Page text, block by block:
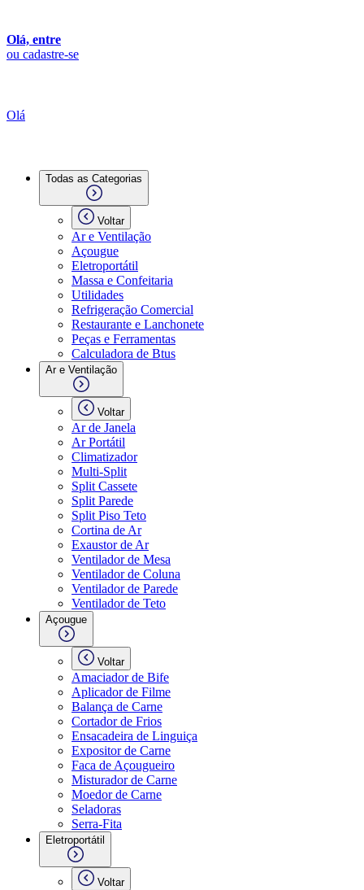
Olá, entre
ou cadastre-se
Olá
Todas as Categorias
Voltar
Ar e Ventilação
Açougue
Eletroportátil
Massa e Confeitaria
Utilidades
Refrigeração Comercial
Restaurante e Lanchonete
Peças e Ferramentas
Calculadora de Btus
Ar e Ventilação
Voltar
Ar de Janela
Ar Portátil
Climatizador
Multi-Split
Split Cassete
Split Parede
Split Piso Teto
Cortina de Ar
Exaustor de Ar
Ventilador de Mesa
Ventilador de Coluna
Ventilador de Parede
Ventilador de Teto
Açougue
Voltar
Amaciador de Bife
Aplicador de Filme
Balança de Carne
Cortador de Frios
Ensacadeira de Linguiça
Expositor de Carne
Faca de Açougueiro
Misturador de Carne
Moedor de Carne
Seladoras
Serra-Fita
Eletroportátil
Voltar